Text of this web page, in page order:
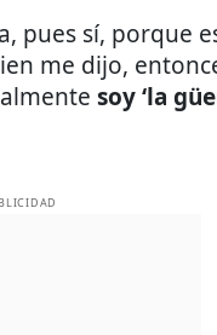
pues sí, porque
me dijo,
soy ‘la